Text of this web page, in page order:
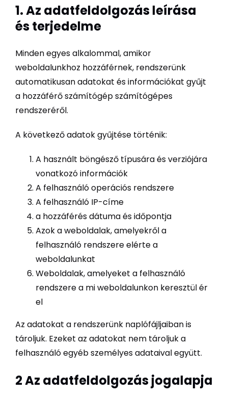
1. Az adatfeldolgozás leírása
és terjedelme
Minden egyes alkalommal, amikor
weboldalunkhoz hozzáférnek, rendszerünk
automatikusan adatokat és információkat gyűjt
a hozzáférő számítógép számítógépes
rendszeréről.
A következő adatok gyűjtése történik:
A használt böngésző típusára és verziójára
vonatkozó információk
A felhasználó operációs rendszere
A felhasználó IP-címe
a hozzáférés dátuma és időpontja
Azok a weboldalak, amelyekről a
felhasználó rendszere elérte a
weboldalunkat
Weboldalak, amelyeket a felhasználó
rendszere a mi weboldalunkon keresztül ér
el
Az adatokat a rendszerünk naplófájljaiban is
tároljuk. Ezeket az adatokat nem tároljuk a
felhasználó egyéb személyes adataival együtt.
2 Az adatfeldolgozás jogalapja